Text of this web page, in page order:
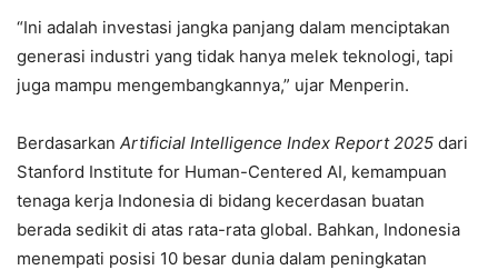
“Ini adalah investasi jangka panjang dalam menciptakan
generasi industri yang tidak hanya melek teknologi, tapi
juga mampu mengembangkannya,” ujar Menperin.
Berdasarkan Artificial Intelligence Index Report 2025 dari
Stanford Institute for Human-Centered AI, kemampuan
tenaga kerja Indonesia di bidang kecerdasan buatan
berada sedikit di atas rata-rata global. Bahkan, Indonesia
menempati posisi 10 besar dunia dalam peningkatan